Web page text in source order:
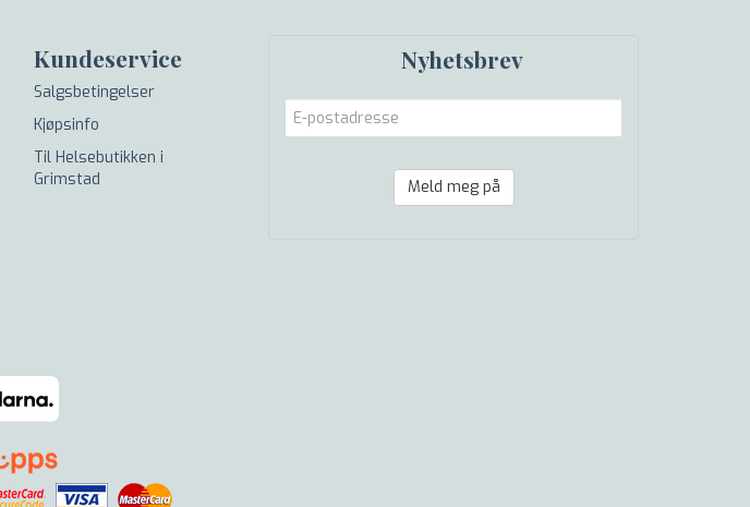
Kundeservice
Salgsbetingelser
Kjøpsinfo
Til Helsebutikken i
Grimstad
Nyhetsbrev
Meld meg på